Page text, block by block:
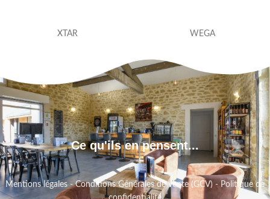
XTAR WEGA
Ce qu'ils en pensent...
Mentions légales-Conditions Générales de vente (GCV) - Politique de